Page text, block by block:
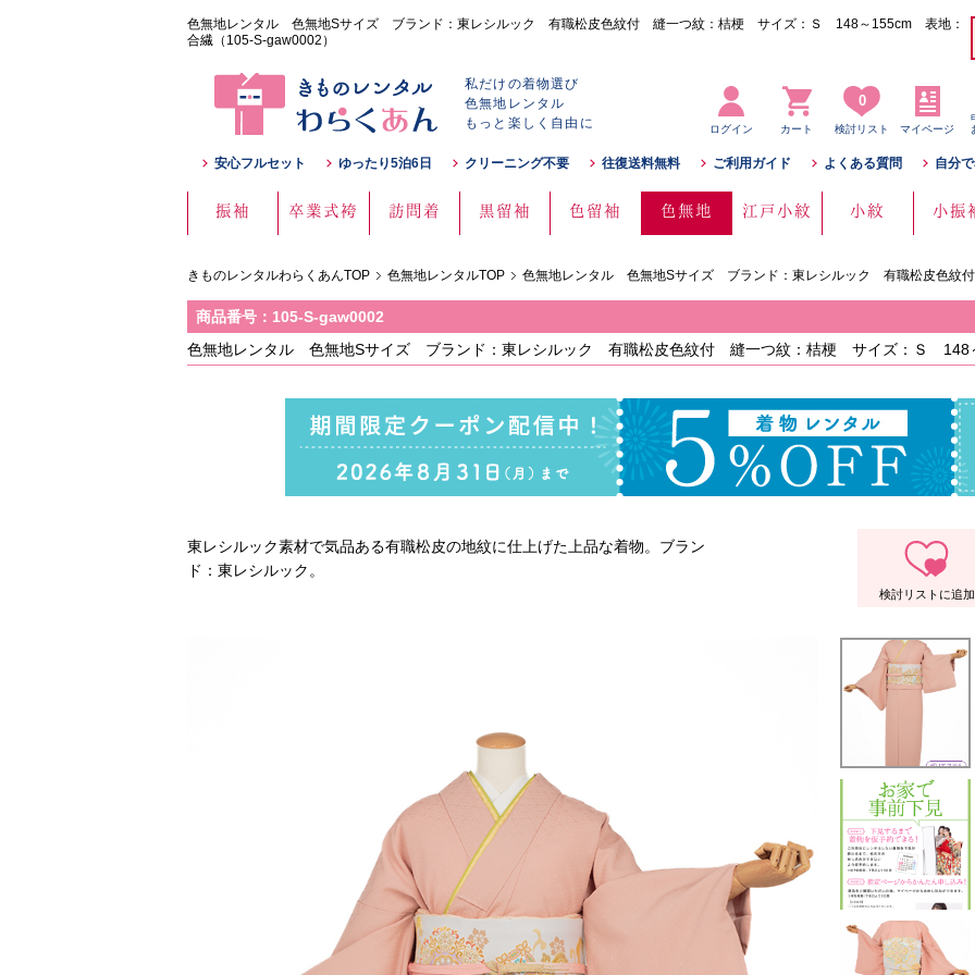
色無地レンタル 色無地Sサイズ ブランド：東レシルック 有職松皮色紋付 縫一つ紋：桔梗 サイズ：Ｓ 148～155cm 表地：
合繊（105-S-gaw0002）
私だけの着物選び
色無地レンタル
もっと楽しく自由に
ログイン カート
0
検討リスト マイページ
安心フルセット ゆったり5泊6日 クリーニング不要 往復送料無料 ご利用ガイド よくある質問 自分
振袖 卒業式袴 訪問着 黒留袖 色留袖 色無地 江戸小紋 小紋 小振
きものレンタルわらくあんTOP 色無地レンタルTOP 色無地レンタル 色無地Sサイズ ブランド：東レシルック 有職松皮色紋
商品番号：105-S-gaw0002
色無地レンタル 色無地Sサイズ ブランド：東レシルック 有職松皮色紋付 縫一つ紋：桔梗 サイズ：Ｓ 148
東レシルック素材で気品ある有職松皮の地紋に仕上げた上品な着物。ブラン
ド：東レシルック。